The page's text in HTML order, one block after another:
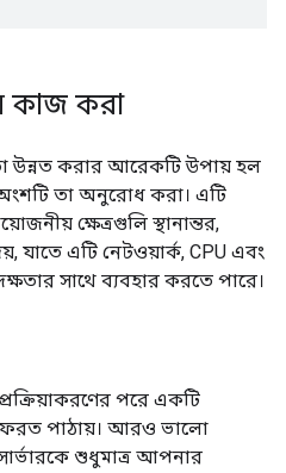
কাজ করা
উন্নত করার আরেকটি উপায় হল
তা অনুরোধ করা। এটি
ক্ষেত্রগুলি স্থানান্তর,
যাতে এটি নেটওয়ার্ক, CPU এবং
সাথে ব্যবহার করতে পারে।
পরে একটি
ফেরত পাঠায়। আরও ভালো
শুধুমাত্র আপনার